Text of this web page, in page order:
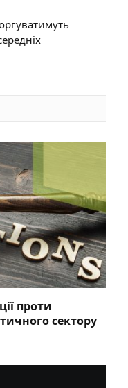
проти
сектору